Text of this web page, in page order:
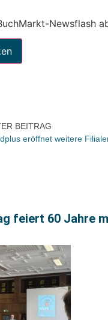
Newsflash
BEITRAG
eröffnet weitere
feiert 60 Jahre